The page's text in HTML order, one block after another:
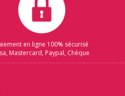
en ligne 100% sécurisé
Mastercard, Paypal, Chèque